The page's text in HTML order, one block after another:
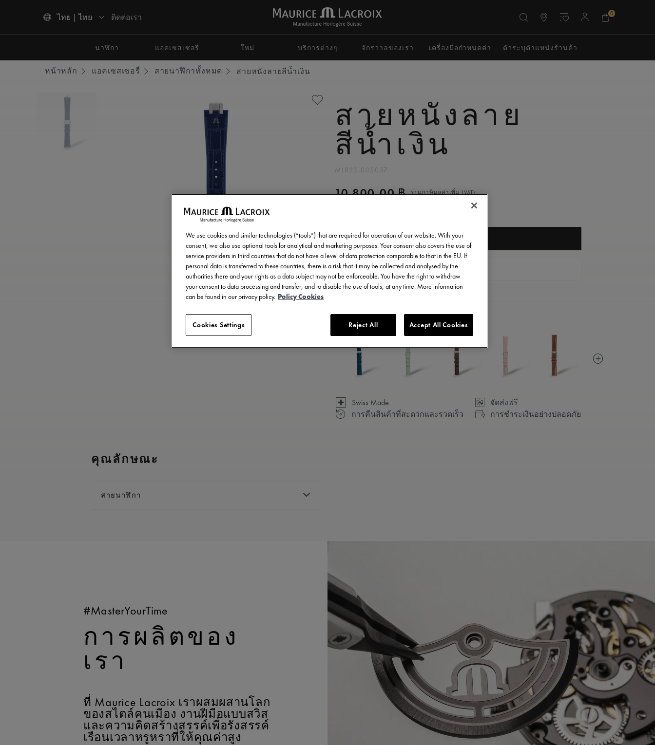
ไทย | ไทย ติดต่อเรา 0
นาฬิกา
แอคเซสเซอรี่ ใหม่ บริการต่างๆ จักรวาลของเรา เครื่องมือกำหนดค่า ตัวระบุตําแหน่งร้านค้า
หน้าหลัก แอคเซสเซอรี่ สายนาฬิกาทั้งหมด สายหนังลายสีน้ำเงิน
สายหนังลาย
สีน้ำเงิน
ML823-005057
10.800,00 ฿ รวมภาษีมูลค่าเพิ่ม (VAT)
NOTIFY ME
ติดต่อเรา
มีให้เลือก 14 รูปแบบ
Swiss Made
จัดส่งฟรี
การคืนสินค้าที่สะดวกและรวดเร็ว
การชำระเงินอย่างปลอดภัย
คุณลักษณะ
สายนาฬิกา
#MasterYourTime
การผลิตของ
เรา
ที่ Maurice Lacroix เราผสมผสานโลก
ของสไตล์คนเมือง งานฝีมือแบบสวิส
และความคิดสร้างสรรค์เพื่อรังสรรค์
เรือนเวลาหรูหราที่ให้คุณค่าสูง
We use cookies and similar technologies (“tools”) that are required for operation of our website. With your
consent, we also use optional tools for analytical and marketing purposes. Your consent also covers the use of
service providers in third countries that do not have a level of data protection comparable to that in the EU. If
personal data is transferred to these countries, there is a risk that it may be collected and analysed by the
authorities there and your rights as a data subject may not be enforceable. You have the right to withdraw
your consent to data processing and transfer, and to disable the use of tools, at any time. More information
can be found in our privacy policy. Policy Cookies
Reject All Accept All Cookies
Cookies Settings